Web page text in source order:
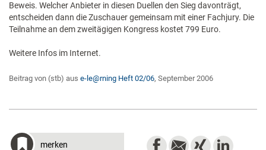
Beweis. Welcher Anbieter in diesen Duellen den Sieg davonträgt,
entscheiden dann die Zuschauer gemeinsam mit einer Fachjury. Die
Teilnahme an dem zweitägigen Kongress kostet 799 Euro.
Weitere Infos im Internet.
Beitrag von (stb) aus e-le@rning Heft 02/06, September 2006
merken